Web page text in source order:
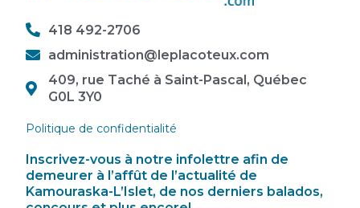
418 492-2706
administration@leplacoteux.com
409, rue Taché à Saint-Pascal, Québec
G0L 3Y0
Politique de confidentialité
Inscrivez-vous à notre infolettre afin de
demeurer à l’affût de l’actualité de
Kamouraska-L’Islet, de nos derniers balados,